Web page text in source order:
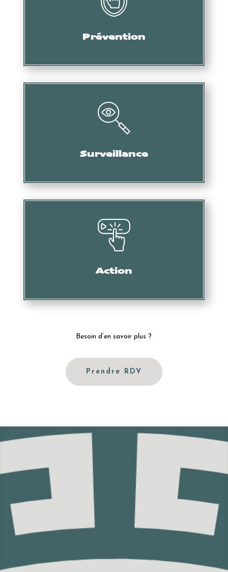
Prévention
Audit, formation, etc.
Surveillance
Collecte d’informations, de preuves, etc.
Action
Mise en demeure, intervention des services douaniers,
Besoin d’en savoir plus ?
Prendre RDV